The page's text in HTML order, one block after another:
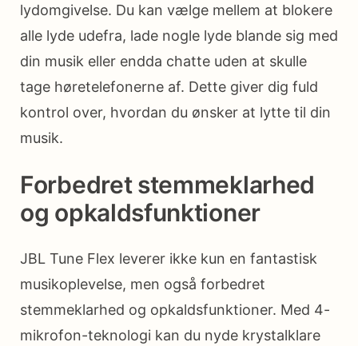
lydomgivelse. Du kan vælge mellem at blokere
alle lyde udefra, lade nogle lyde blande sig med
din musik eller endda chatte uden at skulle
tage høretelefonerne af. Dette giver dig fuld
kontrol over, hvordan du ønsker at lytte til din
musik.
Forbedret stemmeklarhed
og opkaldsfunktioner
JBL Tune Flex leverer ikke kun en fantastisk
musikoplevelse, men også forbedret
stemmeklarhed og opkaldsfunktioner. Med 4-
mikrofon-teknologi kan du nyde krystalklare